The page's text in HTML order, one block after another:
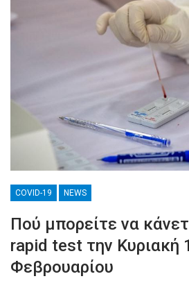
COVID-19 NEWS
Πού μπορείτε να
rapid test την Κυριακή
Φεβρουαρίου